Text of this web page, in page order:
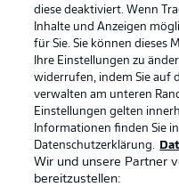
Datenschutz
Broadcaster
Jobs
Partner
Liveticker
diese deaktiviert. Wenn
Inhalte und Anzeigen
für Sie. Sie können dieses
Ihre Einstellungen zu
widerrufen, indem Sie auf
verwalten am unteren
Einstellungen gelten
Informationen finden Sie
Datenschutzerklärung.
Wir und unsere Partner
bereitzustellen: